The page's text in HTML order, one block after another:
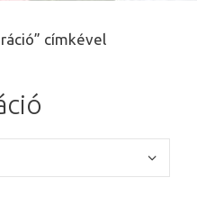
címkével